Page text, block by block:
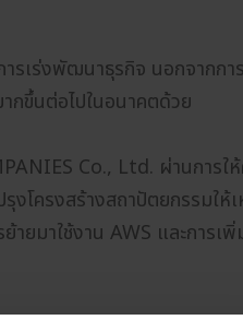
รเร่งพัฒนาธุรกิจ นอกจากกา
กขึ้นต่อไปในอนาคตด้วย
Co., Ltd. ผ่านการใ
โครงสร้างสถาปัตยกรรมให้
มาใช้งาน AWS และการเพิ่